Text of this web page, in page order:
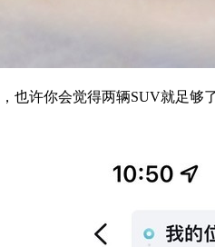
许你会觉得两辆SUV就足够